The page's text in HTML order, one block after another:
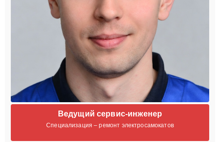
Ведущий сервис-инженер
Специализация – ремонт электросамокатов